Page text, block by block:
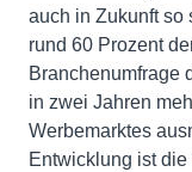
auch in Zukunft so
rund 60 Prozent
Branchenumfrage
in zwei Jahren
Werbemarktes
Entwicklung ist